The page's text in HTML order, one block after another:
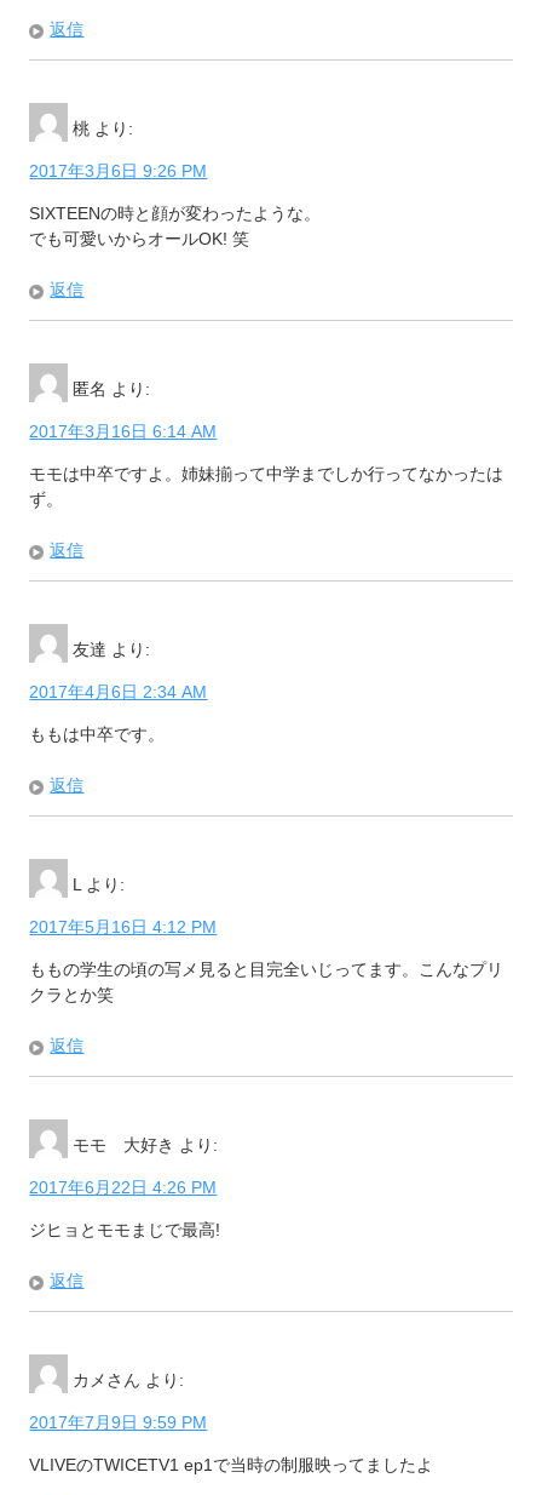
返信
桃 より:
2017年3月6日 9:26 PM
SIXTEENの時と顔が変わったような。
でも可愛いからオールOK! 笑
返信
匿名 より:
2017年3月16日 6:14 AM
モモは中卒ですよ。姉妹揃って中学までしか行ってなかったは
ず。
返信
友達 より:
2017年4月6日 2:34 AM
ももは中卒です。
返信
L より:
2017年5月16日 4:12 PM
ももの学生の頃の写メ見ると目完全いじってます。こんなプリ
クラとか笑
返信
モモ 大好き より:
2017年6月22日 4:26 PM
ジヒョとモモまじで最高!
返信
カメさん より:
2017年7月9日 9:59 PM
VLIVEのTWICETV1 ep1で当時の制服映ってましたよ